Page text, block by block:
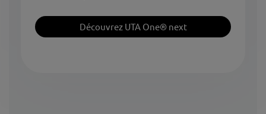
Découvrez UTA One® next